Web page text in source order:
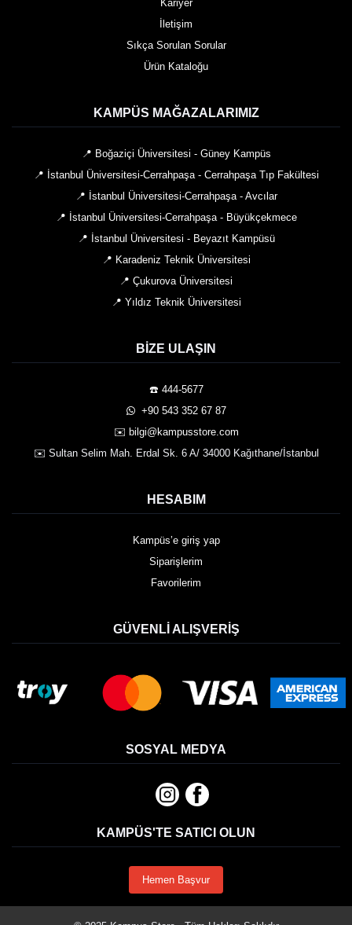
Kariyer
İletişim
Sıkça Sorulan Sorular
Ürün Kataloğu
KAMPÜS MAĞAZALARIMIZ
📍 Boğaziçi Üniversitesi - Güney Kampüs
📍 İstanbul Üniversitesi-Cerrahpaşa - Cerrahpaşa Tıp Fakültesi
📍 İstanbul Üniversitesi-Cerrahpaşa - Avcılar
📍 İstanbul Üniversitesi-Cerrahpaşa - Büyükçekmece
📍 İstanbul Üniversitesi - Beyazıt Kampüsü
📍 Karadeniz Teknik Üniversitesi
📍 Çukurova Üniversitesi
📍 Yıldız Teknik Üniversitesi
BIZE ULAŞIN
☎️ 444-5677
️ +90 543 352 67 87
✉️ bilgi@kampusstore.com
✉️ Sultan Selim Mah. Erdal Sk. 6 A/ 34000 Kağıthane/İstanbul
HESABIM
Kampüs’e giriş yap
Siparişlerim
Favorilerim
GÜVENLI ALIŞVERIŞ
SOSYAL MEDYA
KAMPÜS'TE SATICI OLUN
Hemen Başvur